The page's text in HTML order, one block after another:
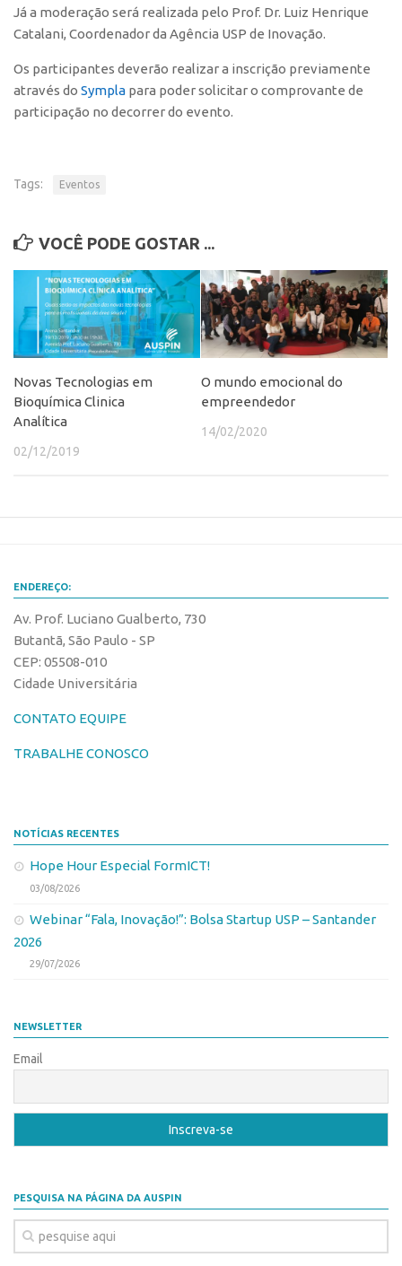
EMBRAPIIs
CEPIX
CPEs
Comunicação
Agenda AUSPIN
Fala Inovação
Premiações
Edição 2025
Patentes
Softwares
Cultivares
Desenho Industrial
Buscar Anterioridade
VPI – Vocação para Inovação
Patrimônio Genético
Leis e Normas
Transferência de Tecnologia
Editais de TT
PIPE/FAPESP
Programas
Conexão Inter-USP
Já a moderação será realizada pelo Prof. Dr. Luiz Henrique
Catalani, Coordenador da Agência USP de Inovação.
Os participantes deverão realizar a inscrição previamente
através do Sympla para poder solicitar o comprovante de
participação no decorrer do evento.
Tags: Eventos
VOCÊ PODE GOSTAR ...
Novas Tecnologias em
Bioquímica Clinica
Analítica
02/12/2019
O mundo emocional do
empreendedor
14/02/2020
ENDEREÇO:
Av. Prof. Luciano Gualberto, 730
Butantã, São Paulo - SP
CEP: 05508-010
Cidade Universitária
CONTATO EQUIPE
TRABALHE CONOSCO
NOTÍCIAS RECENTES
Hope Hour Especial FormICT!
03/08/2026
Webinar “Fala, Inovação!”: Bolsa Startup USP – Santander
2026
29/07/2026
NEWSLETTER
Email
PESQUISA NA PÁGINA DA AUSPIN